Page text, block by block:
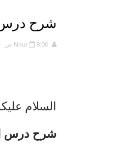
ملخص 5-4 مخلص لدرس الرابطة
نبذة
شرح درس
Nour 8:00 ص
السلام
شرح درس